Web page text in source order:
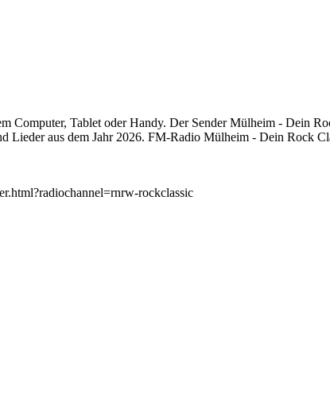
Computer, Tablet oder Handy. Der Sender Mülheim - Dein
Lieder aus dem Jahr 2026. FM-Radio Mülheim - Dein Rock
rockclassic